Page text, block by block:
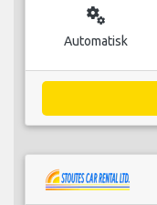
miscellaneous_services
Automatisk